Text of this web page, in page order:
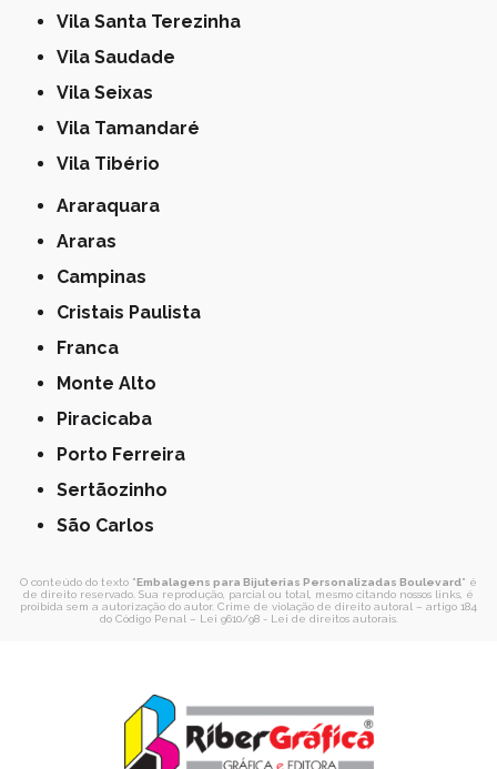
Vila Santa Terezinha
Vila Saudade
Vila Seixas
Vila Tamandaré
Vila Tibério
Araraquara
Araras
Campinas
Cristais Paulista
Franca
Monte Alto
Piracicaba
Porto Ferreira
Sertãozinho
São Carlos
O conteúdo do texto " Embalagens para Bijuterias Personalizadas Boulevard" é
de direito reservado. Sua reprodução, parcial ou total, mesmo citando nossos links, é
proibida sem a autorização do autor. Crime de violação de direito autoral – artigo 184
do Código Penal – Lei 9610/98 - Lei de direitos autorais.